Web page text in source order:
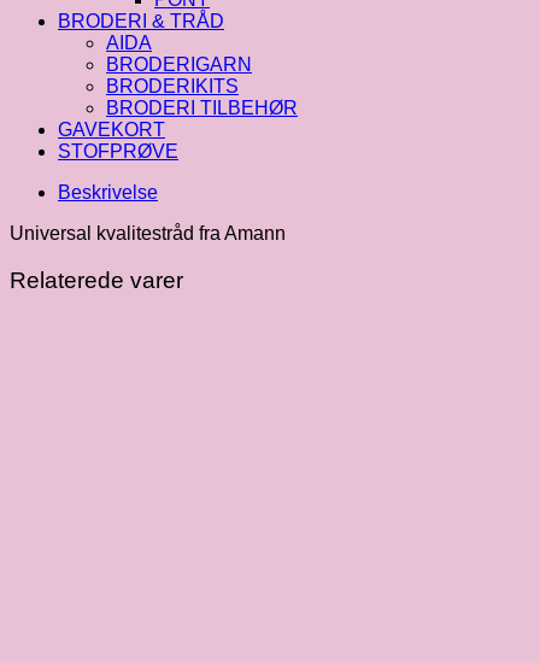
BRODERI & TRÅD
AIDA
BRODERIGARN
BRODERIKITS
BRODERI TILBEHØR
GAVEKORT
STOFPRØVE
Beskrivelse
Universal kvalitestråd fra Amann
Relaterede varer